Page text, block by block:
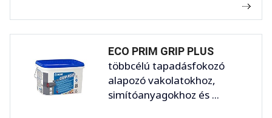
ECO PRIM GRIP PLUS
többcélú tapadásfokozó
alapozó vakolatokhoz,
simítóanyagokhoz és ...